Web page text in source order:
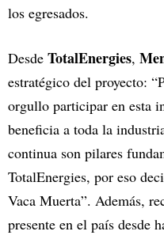
los egresados.
Desde TotalEnergies,
estratégico del proyecto:
orgullo participar en esta
beneficia a toda la
continua son pilares
TotalEnergies, por eso
Vaca Muerta”. Además,
presente en el país desde